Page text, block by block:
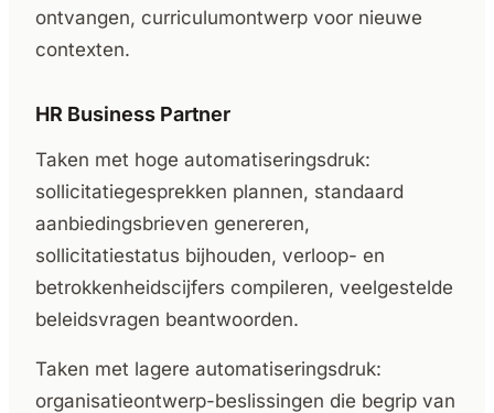
ontvangen, curriculumontwerp voor nieuwe
contexten.
HR Business Partner
Taken met hoge automatiseringsdruk:
sollicitatiegesprekken plannen, standaard
aanbiedingsbrieven genereren,
sollicitatiestatus bijhouden, verloop- en
betrokkenheidscijfers compileren, veelgestelde
beleidsvragen beantwoorden.
Taken met lagere automatiseringsdruk:
organisatieontwerp-beslissingen die begrip van